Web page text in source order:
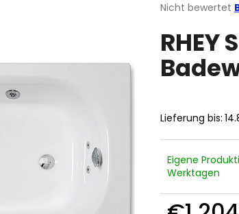
Die
ist
0,0
von
Nicht bewertet
RHEY
Lieferung bis:
Eigene
Werktagen
SUCHEN